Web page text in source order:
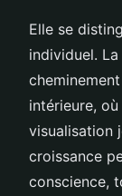
Elle se
individuel.
intérieure,
visualisation
croissance
conscience,